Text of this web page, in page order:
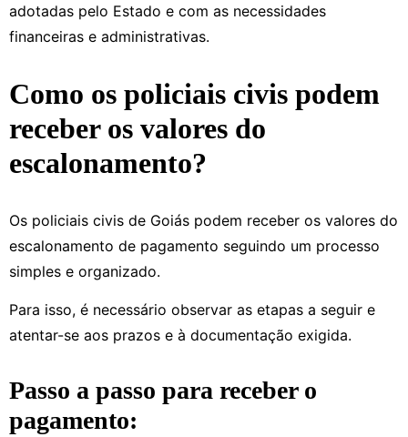
adotadas pelo Estado e com as necessidades
financeiras e administrativas.
Como os policiais civis podem
receber os valores do
escalonamento?
Os policiais civis de Goiás podem receber os valores do
escalonamento de pagamento seguindo um processo
simples e organizado.
Para isso, é necessário observar as etapas a seguir e
atentar-se aos prazos e à documentação exigida.
Passo a passo para receber o
pagamento: